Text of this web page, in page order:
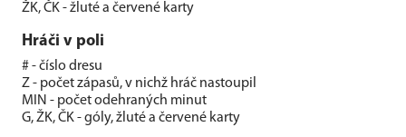
ŽK, ČK - žluté a červené karty
Hráči v poli
# - číslo dresu
Z - počet zápasů, v nichž hráč nastoupil
MIN - počet odehraných minut
G, ŽK, ČK - góly, žluté a červené karty